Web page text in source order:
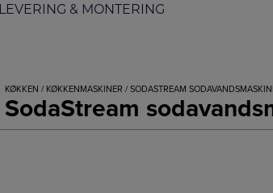
LEVERING & MONTERING
KØKKEN / KØKKENMASKINER / SODASTREAM
SodaStream